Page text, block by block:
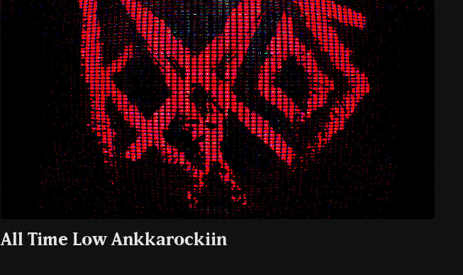
All Time Low Ankkarockiin